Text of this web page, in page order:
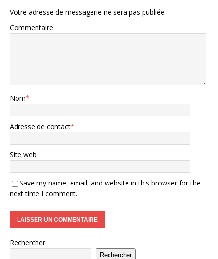
Votre adresse de messagerie ne sera pas publiée.
Commentaire
Nom*
Adresse de contact*
Site web
Save my name, email, and website in this browser for the
next time I comment.
Rechercher
Rechercher